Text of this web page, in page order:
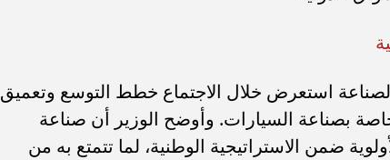
استعرض خلال الاجتماع خطط التوسع وتعميق
بصناعة السيارات. وأوضح الوزير أن صناعة
ضمن الاستراتيجية الوطنية، لما تتمتع به من